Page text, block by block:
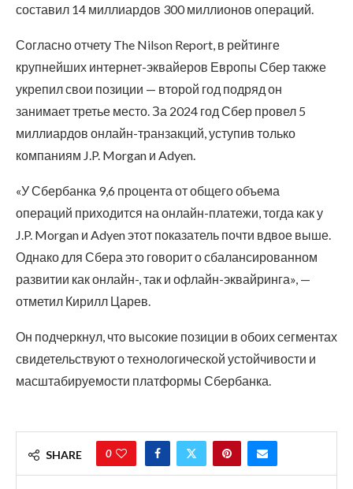
составил 14 миллиардов 300 миллионов операций.
Согласно отчету The Nilson Report, в рейтинге
крупнейших интернет-эквайеров Европы Сбер также
укрепил свои позиции — второй год подряд он
занимает третье место. За 2024 год Сбер провел 5
миллиардов онлайн-транзакций, уступив только
компаниям J.P. Morgan и Adyen.
«У Сбербанка 9,6 процента от общего объема
операций приходится на онлайн-платежи, тогда как у
J.P. Morgan и Adyen этот показатель почти вдвое выше.
Однако для Сбера это говорит о сбалансированном
развитии как онлайн-, так и офлайн-эквайринга», —
отметил Кирилл Царев.
Он подчеркнул, что высокие позиции в обоих сегментах
свидетельствуют о технологической устойчивости и
масштабируемости платформы Сбербанка.
SHARE 0